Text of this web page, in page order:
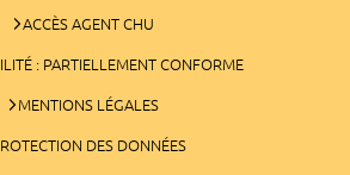
ACCÈS AGENT CHU
: PARTIELLEMENT CONFORME
MENTIONS LÉGALES
DES DONNÉES